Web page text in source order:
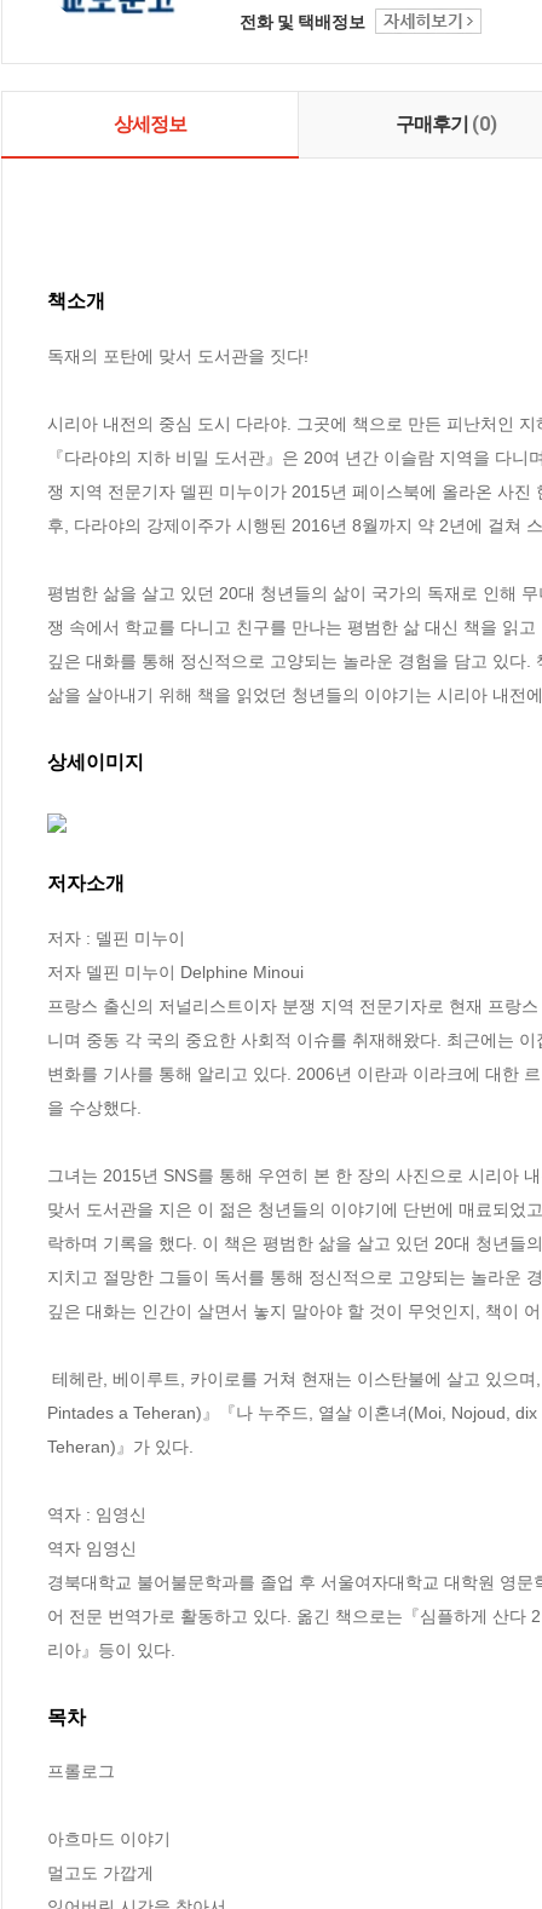
전화 및 택배정보
상세정보 구매후기 (0)
책소개
독재의 포탄에 맞서 도서관을 짓다!
시리아 내전의 중심 도시 다라야. 그곳에 책으로 만든 피난처인
『다라야의 지하 비밀 도서관』은 20여 년간 이슬람 지역을 다
쟁 지역 전문기자 델핀 미누이가 2015년 페이스북에 올라온 사
후, 다라야의 강제이주가 시행된 2016년 8월까지 약 2년에 걸쳐
평범한 삶을 살고 있던 20대 청년들의 삶이 국가의 독재로 인해
쟁 속에서 학교를 다니고 친구를 만나는 평범한 삶 대신 책을 읽
깊은 대화를 통해 정신적으로 고양되는 놀라운 경험을 담고 있다
삶을 살아내기 위해 책을 읽었던 청년들의 이야기는 시리아 내전
상세이미지
저자소개
저자 : 델핀 미누이
저자 델핀 미누이 Delphine Minoui
프랑스 출신의 저널리스트이자 분쟁 지역 전문기자로 현재 프랑
니며 중동 각 국의 중요한 사회적 이슈를 취재해왔다. 최근에는
변화를 기사를 통해 알리고 있다. 2006년 이란과 이라크에 대한
을 수상했다.
그녀는 2015년 SNS를 통해 우연히 본 한 장의 사진으로 시리아
맞서 도서관을 지은 이 젊은 청년들의 이야기에 단번에 매료되
락하며 기록을 했다. 이 책은 평범한 삶을 살고 있던 20대 청년들
지치고 절망한 그들이 독서를 통해 정신적으로 고양되는 놀라운
깊은 대화는 인간이 살면서 놓지 말아야 할 것이 무엇인지, 책이
Pintades a Teheran)』『나 누주드, 열살 이혼녀(Moi, Nojoud,
Teheran)』가 있다.
역자 : 임영신
역자 임영신
경북대학교 불어불문학과를 졸업 후 서울여자대학교 대학원 영
어 전문 번역가로 활동하고 있다. 옮긴 책으로는『심플하게 산다
리아』등이 있다.
목차
프롤로그
아흐마드 이야기
멀고도 가깝게